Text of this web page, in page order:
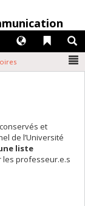
Liens
Langues
et
de l’Université
liste
les professeur.e.s